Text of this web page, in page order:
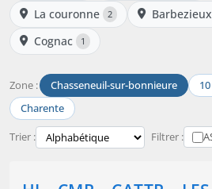
La couronne 2
Cognac 1
Zone : Chasseneuil-sur-bonnieure
Charente
Trier : Filtrer :